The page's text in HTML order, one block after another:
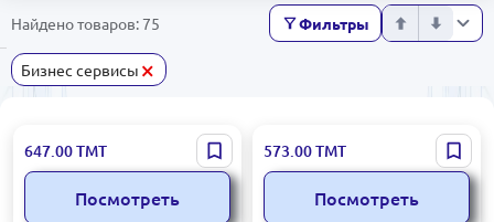
Найдено товаров: 75 Фильтры
Бизнес сервисы ×
Replit
647.00ТМТ
Посмотреть
QuillBot
573.00ТМТ
Посмотреть